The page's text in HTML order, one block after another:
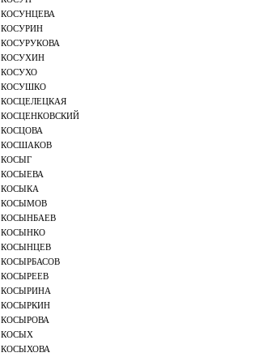
КОСУНЦЕВА
КОСУРИН
КОСУРУКОВА
КОСУХИН
КОСУХО
КОСУШКО
КОСЦЕЛЕЦКАЯ
КОСЦЕНКОВСКИЙ
КОСЦОВА
КОСШАКОВ
КОСЫГ
КОСЫЕВА
КОСЫКА
КОСЫМОВ
КОСЫНБАЕВ
КОСЫНКО
КОСЫНЦЕВ
КОСЫРБАСОВ
КОСЫРЕЕВ
КОСЫРИНА
КОСЫРКИН
КОСЫРОВА
КОСЫХ
КОСЫХОВА